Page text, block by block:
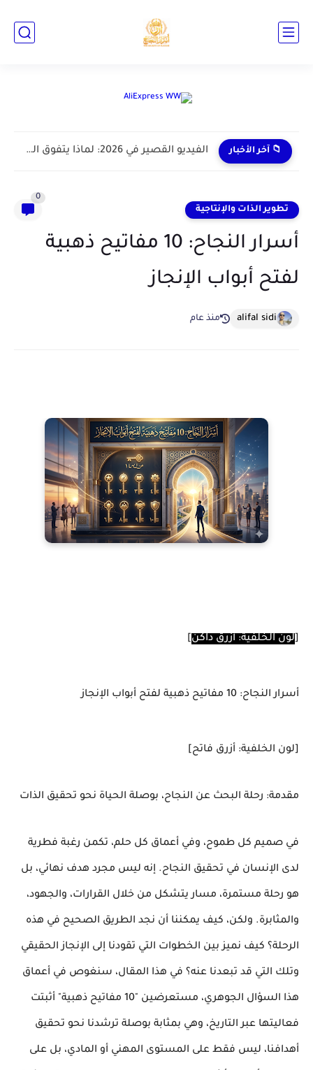
📁 آخر الأخبار
تطوير الذات والإنتاجية
0
أسرار النجاح: 10 مفاتيح ذهبية
لفتح أبواب الإنجاز
alifal sidi منذ عام
[لون الخلفية: أزرق داكن]
أسرار النجاح: 10 مفاتيح ذهبية لفتح أبواب الإنجاز
[لون الخلفية: أزرق فاتح]
مقدمة: رحلة البحث عن النجاح، بوصلة الحياة نحو تحقيق الذات
في صميم كل طموح، وفي أعماق كل حلم، تكمن رغبة فطرية
لدى الإنسان في تحقيق النجاح. إنه ليس مجرد هدف نهائي، بل
هو رحلة مستمرة، مسار يتشكل من خلال القرارات، والجهود،
والمثابرة. ولكن، كيف يمكننا أن نجد الطريق الصحيح في هذه
الرحلة؟ كيف نميز بين الخطوات التي تقودنا إلى الإنجاز الحقيقي
وتلك التي قد تبعدنا عنه؟ في هذا المقال، سنغوص في أعماق
هذا السؤال الجوهري، مستعرضين "10 مفاتيح ذهبية" أثبتت
فعاليتها عبر التاريخ، وهي بمثابة بوصلة ترشدنا نحو تحقيق
أهدافنا، ليس فقط على المستوى المهني أو المادي، بل على